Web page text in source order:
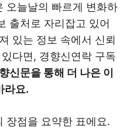
오늘날의 빠르게 변화하
출처로 자리잡고 있어
있는 정보 속에서 신뢰
다면, 경향신연락 구독
신문을 통해 더 나은 이
라요.
장점을 요약한 표에요.